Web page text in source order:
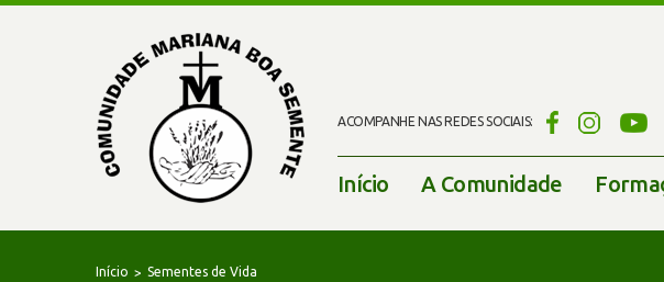
ACOMPANHE NAS REDES SOCIAIS:
Início A Comunidade
Início Sementes de Vida